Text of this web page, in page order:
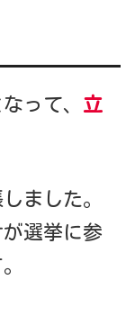
って、 立
ました。
選挙に参